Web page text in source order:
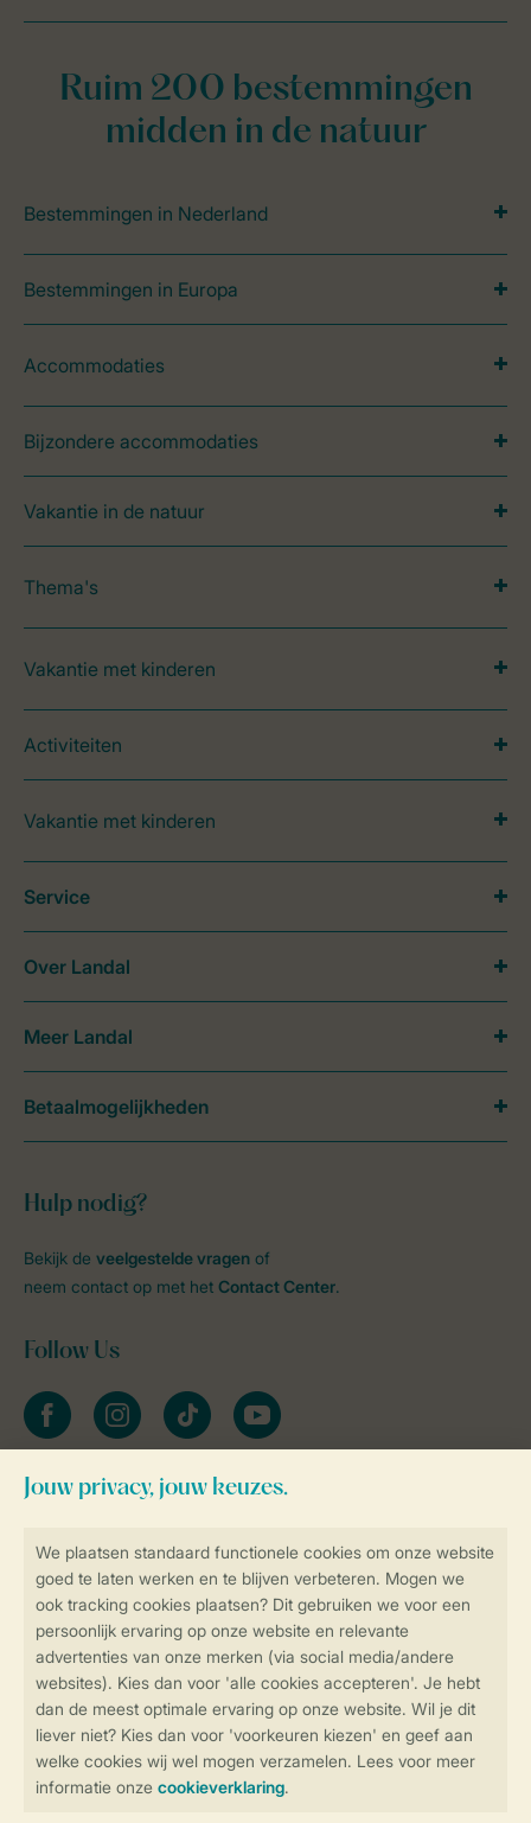
Controle over jouw gegevens &
Veilig en snel online boeken
Veilige gegevensoverdracht
Veilige betaling
Ruim 200 bestemmingen
midden in de natuur
Bestemmingen in Nederland
Bestemmingen in Europa
Accommodaties
Bijzondere accommodaties
Vakantie in de natuur
Thema's
Vakantie met kinderen
Activiteiten
Vakantie met kinderen
Hulp nodig?
Bekijk de veelgestelde vragen of
neem contact op met het Contact Center.
Follow Us
facebookinstagramtiktok youtube
Blijf op de hoogte
Service
Over Landal
Meer Landal
Betaalmogelijkheden